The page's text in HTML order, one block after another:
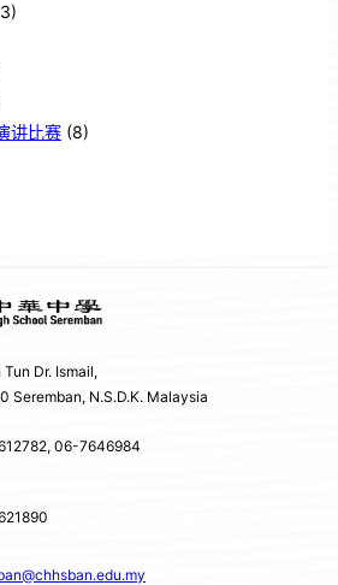
讲比赛 (8)
Dr. Ismail,
Seremban, N.S.D.K. Malaysia
06-7646984